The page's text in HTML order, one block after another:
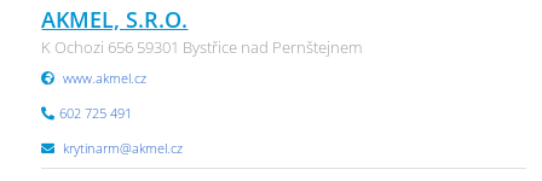
AKMEL, S.R.O.
K Ochozi 656 59301 Bystřice nad Pernštejnem
www.akmel.cz
602 725 491
krytinarm@akmel.cz